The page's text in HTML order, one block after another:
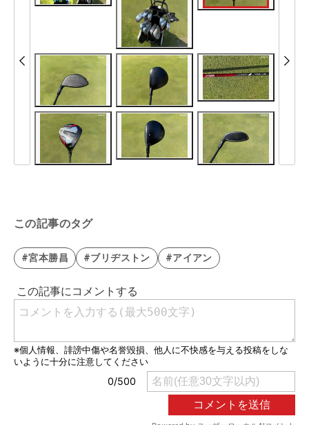
この記事のタグ
#宮本勝昌 #ブリヂストン #アイアン